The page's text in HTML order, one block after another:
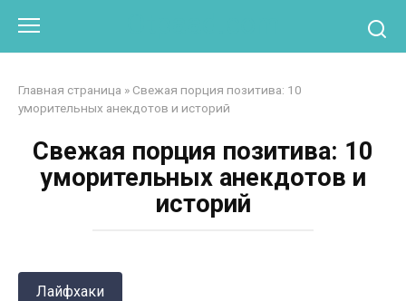
контенту
Главная страница » Свежая порция позитива: 10
уморительных анекдотов и историй
Свежая порция позитива: 10
уморительных анекдотов и
историй
Лайфхаки